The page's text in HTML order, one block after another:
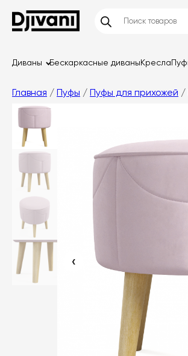
Диваны Бескаркасные диваныКресла
Главная / Пуфы / Пуфы для прихожей /
‹